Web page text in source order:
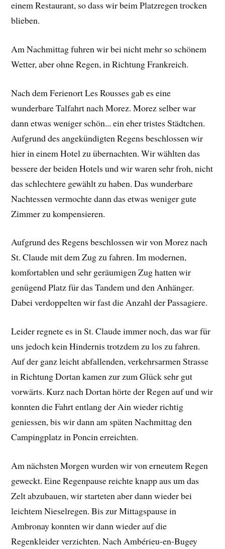
einem Restaurant, so dass wir beim Platzregen trocken
blieben.
Am Nachmittag fuhren wir bei nicht mehr so schönem
Wetter, aber ohne Regen, in Richtung Frankreich.
Nach dem Ferienort Les Rousses gab es eine
wunderbare Talfahrt nach Morez. Morez selber war
dann etwas weniger schön... ein eher tristes Städtchen.
Aufgrund des angekündigten Regens beschlossen wir
hier in einem Hotel zu übernachten. Wir wählten das
bessere der beiden Hotels und wir waren sehr froh, nicht
das schlechtere gewählt zu haben. Das wunderbare
Nachtessen vermochte dann das etwas weniger gute
Zimmer zu kompensieren.
Aufgrund des Regens beschlossen wir von Morez nach
St. Claude mit dem Zug zu fahren. Im modernen,
komfortablen und sehr geräumigen Zug hatten wir
genügend Platz für das Tandem und den Anhänger.
Dabei verdoppelten wir fast die Anzahl der Passagiere.
Leider regnete es in St. Claude immer noch, das war für
uns jedoch kein Hindernis trotzdem zu los zu fahren.
Auf der ganz leicht abfallenden, verkehrsarmen Strasse
in Richtung Dortan kamen zur zum Glück sehr gut
vorwärts. Kurz nach Dortan hörte der Regen auf und wir
konnten die Fahrt entlang der Ain wieder richtig
geniessen, bis wir dann am späten Nachmittag den
Campingplatz in Poncin erreichten.
Am nächsten Morgen wurden wir von erneutem Regen
geweckt. Eine Regenpause reichte knapp aus um das
Zelt abzubauen, wir starteten aber dann wieder bei
leichtem Nieselregen. Bis zur Mittagspause in
Ambronay konnten wir dann wieder auf die
Regenkleider verzichten. Nach Ambérieu-en-Bugey